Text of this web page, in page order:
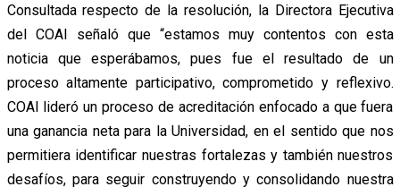
Consultada respecto de la resolución, la Directora Ejecutiva
del COAI señaló que “estamos muy contentos con esta
noticia que esperábamos, pues fue el resultado de un
proceso altamente participativo, comprometido y reflexivo.
COAI lideró un proceso de acreditación enfocado a que fuera
una ganancia neta para la Universidad, en el sentido que nos
permitiera identificar nuestras fortalezas y también nuestros
desafíos, para seguir construyendo y consolidando nuestra